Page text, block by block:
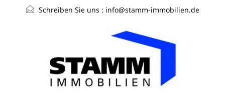
Schreiben Sie uns : info@stamm-immobilien.de